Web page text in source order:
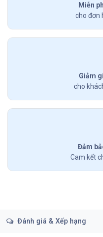
Miễn
cho đơn
Giảm
cho
Đảm
Cam kết
Đánh giá & Xếp hạng